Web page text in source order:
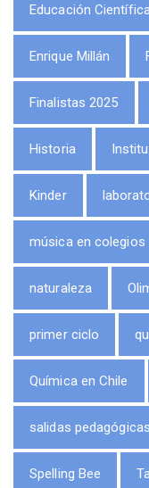
Educación
Enrique Millán
Finalistas 2025
Historia
Kinder
música en colegios
naturaleza
primer ciclo
Química en Chile
salidas pedagógicas
Spelling Bee